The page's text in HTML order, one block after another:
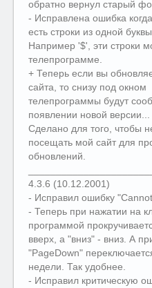
обратно вернул старый
- Исправлена ошибка
есть строки из одной буквы.
Например '$', эти строки
телепрограмме.
+ Теперь если вы
сайта, то снизу под окном
телепрограммы будут
появлении новой версии...
Сделано для того, чтобы
посещать мой сайт для
обновлений.
4.3.6 (10.12.2001)
- Исправил ошибку
- Теперь при нажатии на
программой
вверх, а "вниз" - вниз. А
"PageDown"
недели. Так удобнее.
- Исправил критическую